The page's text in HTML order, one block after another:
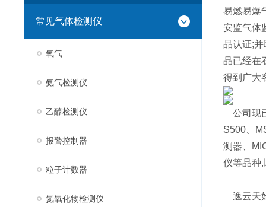
常见气体检测仪
氧气
氨气检测仪
乙醇检测仪
报警控制器
粒子计数器
氮氧化物检测仪
易燃易爆
安监气体
品认证;
品已经在
得到广大
公司现
S500、
测器、
仪等品种
逸云天